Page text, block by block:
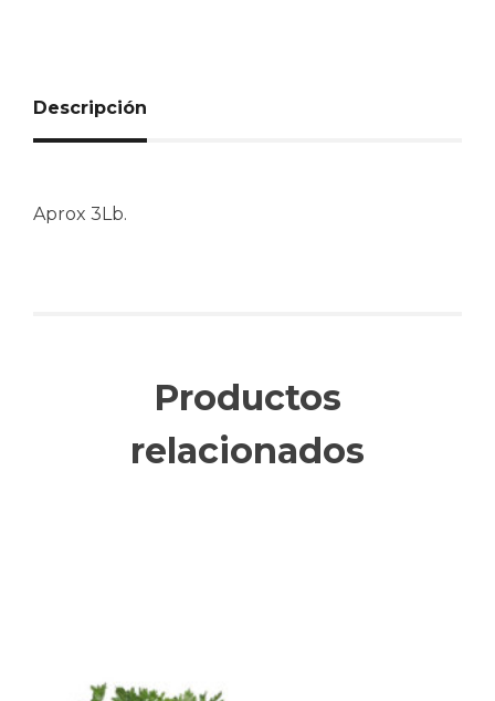
Descripción
Aprox 3Lb.
Productos
relacionados